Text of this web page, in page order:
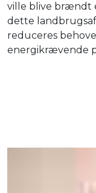
ville blive brændt
dette
reduceres
energikrævende